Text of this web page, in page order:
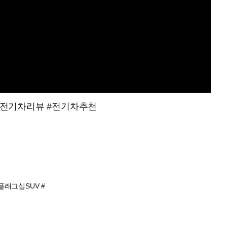
기차리뷰 #전기차추천
래그십SUV #